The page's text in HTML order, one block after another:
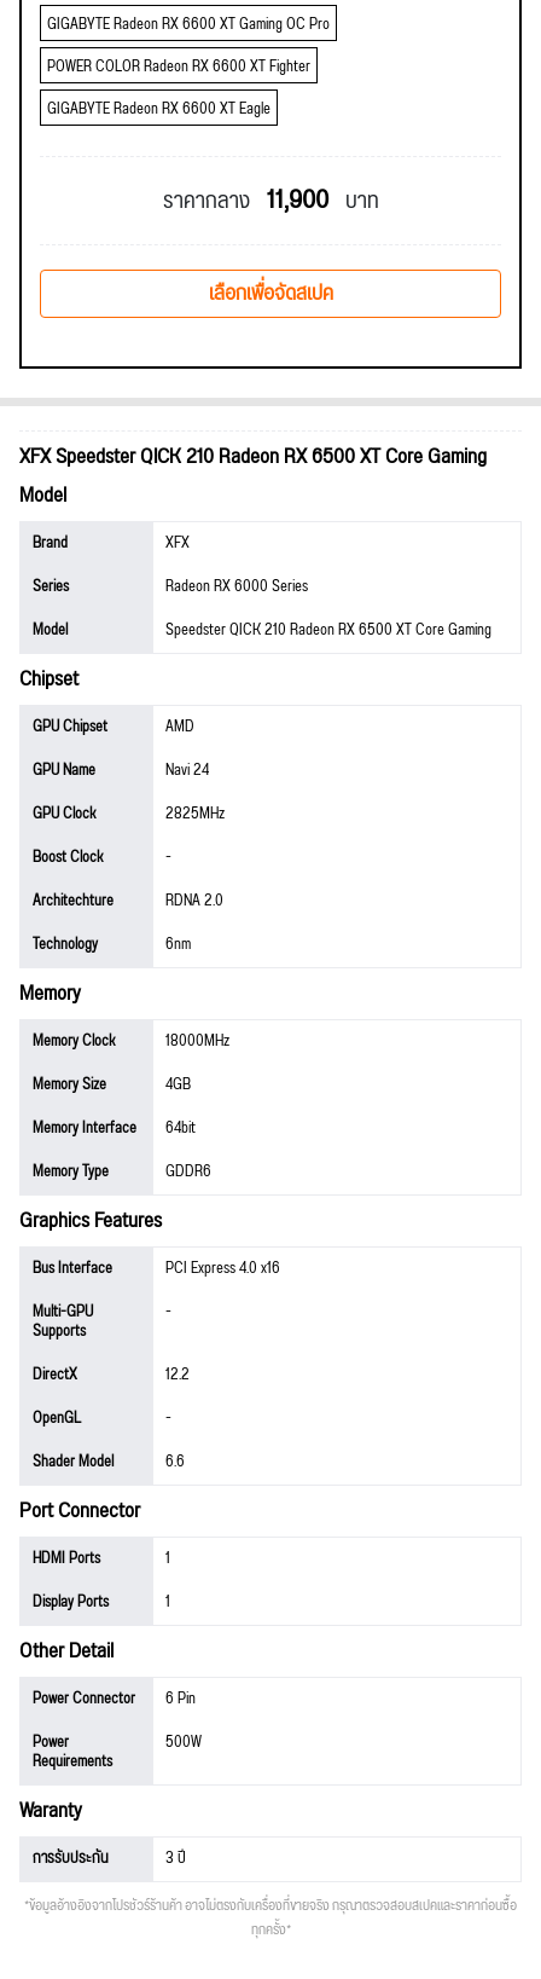
GIGABYTE Radeon RX 6600 XT Gaming OC Pro
POWER COLOR Radeon RX 6600 XT Fighter
GIGABYTE Radeon RX 6600 XT Eagle
ราคากลาง 11,900 บาท
เลือกเพื่อจัดสเปค
XFX Speedster QICK 210 Radeon RX 6500 XT Core Gaming
Model
Brand
XFX
Series
Radeon RX 6000 Series
Model
Speedster QICK 210 Radeon RX 6500 XT Core Gaming
Chipset
GPU Chipset
AMD
GPU Name
Navi 24
GPU Clock
2825MHz
Boost Clock
-
Architechture
RDNA 2.0
Technology
6nm
Memory
Memory Clock
18000MHz
Memory Size
4GB
Memory Interface
64bit
Memory Type
GDDR6
Graphics Features
Bus Interface
PCI Express 4.0 x16
Multi-GPU
Supports
-
DirectX
12.2
OpenGL
-
Shader Model
6.6
Port Connector
HDMI Ports
1
Display Ports
1
Other Detail
Power Connector
6 Pin
Power
Requirements
500W
Waranty
การรับประกัน 3 ปี
*ข้อมูลอ้างอิงจากโปรชัวร์ร้านค้า อาจไม่ตรงกับเครื่องที่ขายจริง กรุณาตรวจสอบสเปคและราคาก่อนซื้อ
ทุกครั้ง*